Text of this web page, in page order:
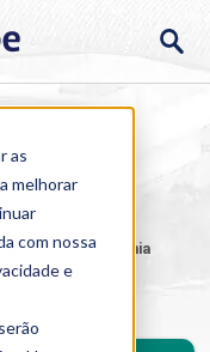
as
melhorar
com nossa
e
>Zootecnia